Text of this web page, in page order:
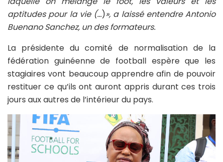
aptitudes pour la vie (…)», a laissé entendre Antonio
Buenano Sanchez, un des formateurs.
La présidente du comité de normalisation de la
fédération guinéenne de football espère que les
stagiaires vont beaucoup apprendre afin de pouvoir
restituer ce qu’ils ont auront appris durant ces trois
jours aux autres de l’intérieur du pays.